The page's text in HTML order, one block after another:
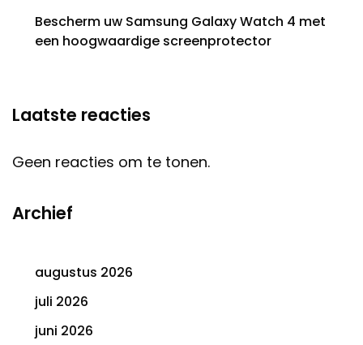
Bescherm uw Samsung Galaxy Watch 4 met
een hoogwaardige screenprotector
Laatste reacties
Geen reacties om te tonen.
Archief
augustus 2026
juli 2026
juni 2026